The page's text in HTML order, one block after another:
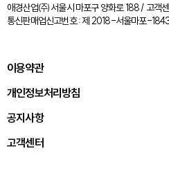
애경산업㈜ 서울시 마포구 양화로 188 / 고
통신판매업신고번호 : 제 2018-서울마포-
이용약관
개인정보처리방침
공지사항
고객센터